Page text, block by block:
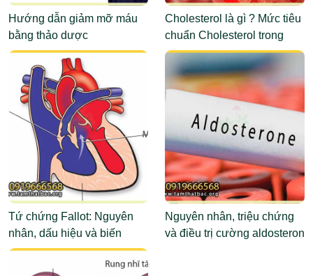
Hướng dẫn giảm mỡ máu
bằng thảo dược
Cholesterol là gì ? Mức tiêu
chuẩn Cholesterol trong
máu
Tứ chứng Fallot: Nguyên
nhân, dấu hiệu và biến
chứng
Nguyên nhân, triệu chứng
và điều trị cường aldosteron